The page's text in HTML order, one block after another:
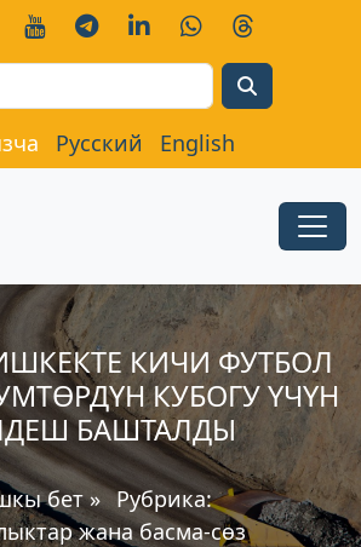
Русский English
КИЧИ ФУТБОЛ
КУБОГУ ҮЧҮН
БАШТАЛДЫ
бет» Рубрика:
жана басма-сөз